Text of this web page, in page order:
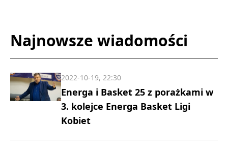
Najnowsze wiadomości
Energa i Basket 25 z porażkami w
3. kolejce Energa Basket Ligi
Kobiet
2022-10-19, 22:30